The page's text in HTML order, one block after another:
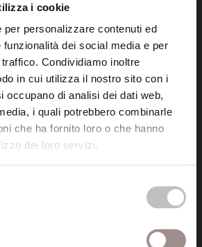
i cookie
personalizzare contenuti ed
dei social media e per
Condividiamo inoltre
in cui utilizza il nostro sito con i
occupano di analisi dei dati web,
i quali potrebbero combinarle
che ha fornito loro o che hanno
dei loro servizi.
Collegio San Carlo
Via San Carlo 5
Modena (MO)
P.I. 00641060363
tel. 059.421211